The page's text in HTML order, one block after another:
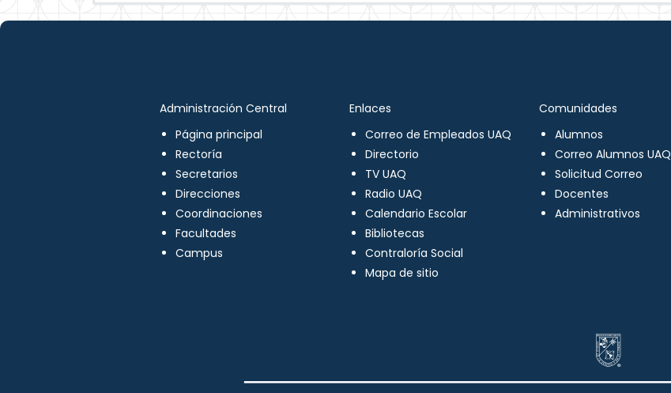
Administración Central
Página principal
Rectoría
Secretarios
Direcciones
Coordinaciones
Facultades
Campus
Enlaces
Correo de Empleados UAQ
Directorio
TV UAQ
Radio UAQ
Calendario Escolar
Bibliotecas
Contraloría Social
Mapa de sitio
Comunidades
Alumnos
Correo Alumnos UAQ
Solicitud Correo
Docentes
Administrativos